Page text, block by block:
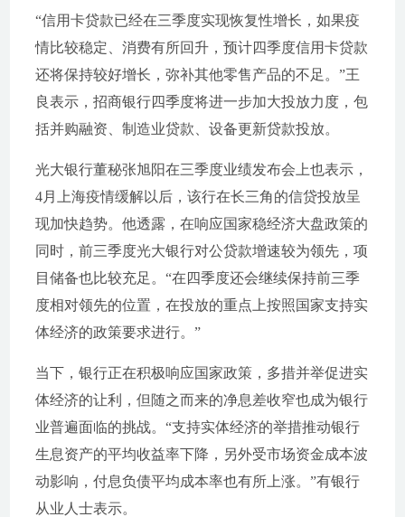
“信用卡贷款已经在三季度实现恢复性增长，如果疫
情比较稳定、消费有所回升，预计四季度信用卡贷款
还将保持较好增长，弥补其他零售产品的不足。”王
良表示，招商银行四季度将进一步加大投放力度，包
括并购融资、制造业贷款、设备更新贷款投放。
光大银行董秘张旭阳在三季度业绩发布会上也表示，
4月上海疫情缓解以后，该行在长三角的信贷投放呈
现加快趋势。他透露，在响应国家稳经济大盘政策的
同时，前三季度光大银行对公贷款增速较为领先，项
目储备也比较充足。“在四季度还会继续保持前三季
度相对领先的位置，在投放的重点上按照国家支持实
体经济的政策要求进行。”
当下，银行正在积极响应国家政策，多措并举促进实
体经济的让利，但随之而来的净息差收窄也成为银行
业普遍面临的挑战。“支持实体经济的举措推动银行
生息资产的平均收益率下降，另外受市场资金成本波
动影响，付息负债平均成本率也有所上涨。”有银行
从业人士表示。